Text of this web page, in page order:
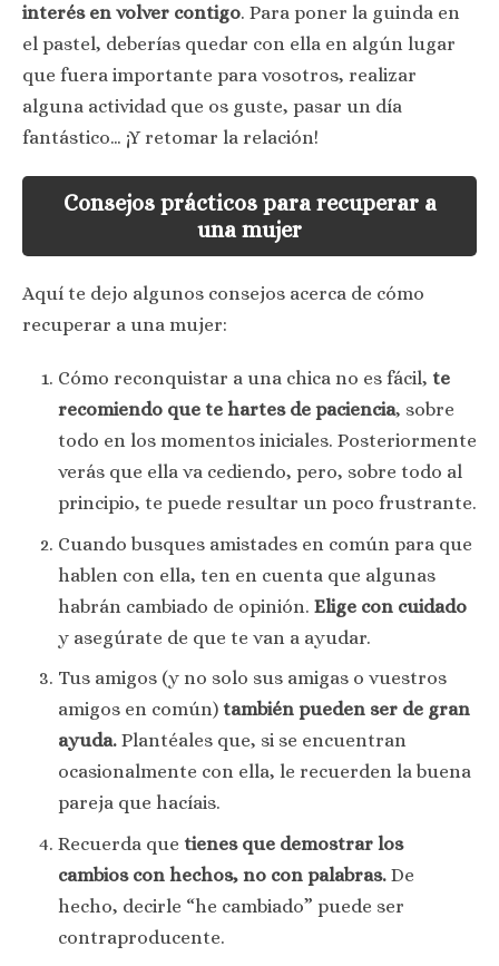
interés en volver contigo. Para poner la guinda en
el pastel, deberías quedar con ella en algún lugar
que fuera importante para vosotros, realizar
alguna actividad que os guste, pasar un día
fantástico… ¡Y retomar la relación!
Consejos prácticos para recuperar a
una mujer
Aquí te dejo algunos consejos acerca de cómo
recuperar a una mujer:
Cómo reconquistar a una chica no es fácil, te
recomiendo que te hartes de paciencia, sobre
todo en los momentos iniciales. Posteriormente
verás que ella va cediendo, pero, sobre todo al
principio, te puede resultar un poco frustrante.
Cuando busques amistades en común para que
hablen con ella, ten en cuenta que algunas
habrán cambiado de opinión. Elige con cuidado
y asegúrate de que te van a ayudar.
Tus amigos (y no solo sus amigas o vuestros
amigos en común) también pueden ser de gran
ayuda. Plantéales que, si se encuentran
ocasionalmente con ella, le recuerden la buena
pareja que hacíais.
Recuerda que tienes que demostrar los
cambios con hechos, no con palabras. De
hecho, decirle “he cambiado” puede ser
contraproducente.